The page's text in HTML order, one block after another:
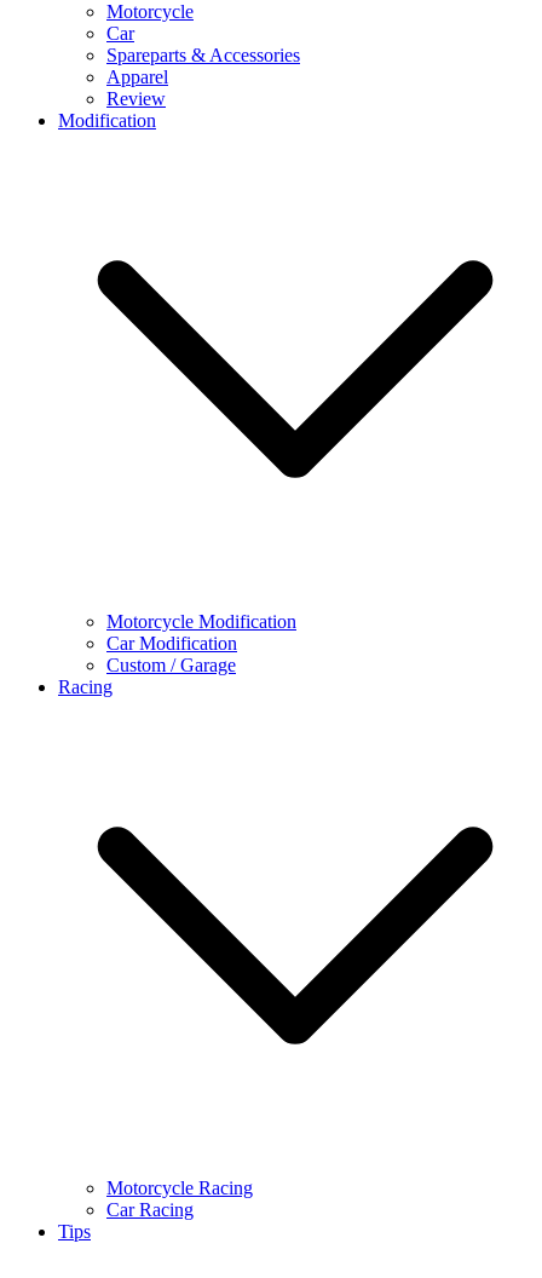
Motorcycle
Car
Spareparts & Accessories
Apparel
Review
Modification
Motorcycle Modification
Car Modification
Custom / Garage
Racing
Motorcycle Racing
Car Racing
Tips